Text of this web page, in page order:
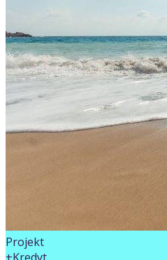
Projekt